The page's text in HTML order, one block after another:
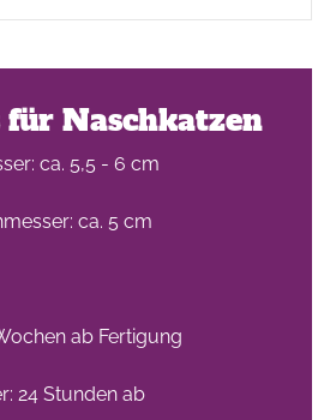
Naschkatzen
ca. 5,5 - 6 cm
ca. 5 cm
ab Fertigung
24 Stunden ab